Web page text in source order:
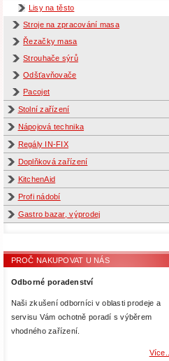
Lisy na těsto
Stroje na zpracování masa
Řezačky masa
Strouhače sýrů
Odšťavňovače
Pacojet
Stolní zařízení
Nápojová technika
Regály IN-FIX
Doplňková zařízení
KitchenAid
Profi nádobí
Gastro bazar, výprodej
PROČ NAKUPOVAT U NÁS
Odborné poradenství
Naši zkušení odborníci v oblasti prodeje a
servisu Vám ochotně poradí s výběrem
vhodného zařízení.
Více...